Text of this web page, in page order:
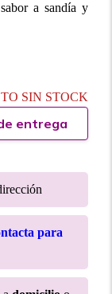
a sandía y
SIN STOCK
entrega
para